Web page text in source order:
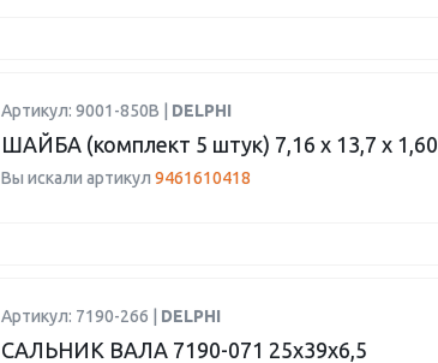
Артикул: 9001-850B | DELPHI
ШАЙБА (комплект 5 штук) 7,16 х 13,7 х 1,60
Вы искали артикул 9461610418
Артикул: 7190-266 | DELPHI
САЛЬНИК ВАЛА 7190-071 25х39х6,5